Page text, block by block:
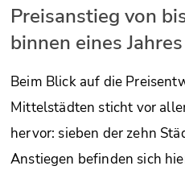
Preisanstieg von
binnen eines Jahres
Beim Blick auf die
Mittelstädten sticht vor
hervor: sieben der zehn
Anstiegen befinden sich